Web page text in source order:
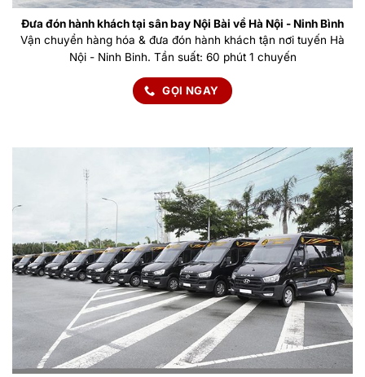
Đưa đón hành khách tại sân bay Nội Bài về Hà Nội - Ninh Bình
Vận chuyển hàng hóa & đưa đón hành khách tận nơi tuyến Hà
Nội - Ninh Binh. Tần suất: 60 phút 1 chuyến
GỌI NGAY